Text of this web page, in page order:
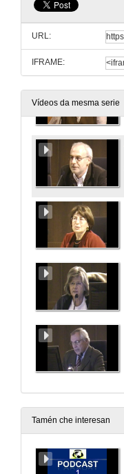
URL:
IFRAME:
Vídeos da mesma serie
Tamén che interesan